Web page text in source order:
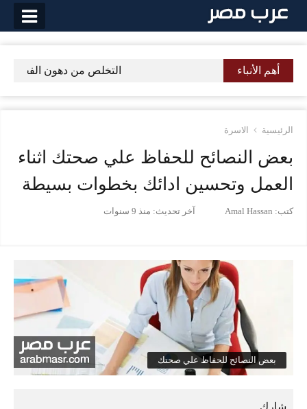
التخطي
أهم الأنباء التخلص من دهون الفخذين
الرئيسية الاسرة
بعض النصائح للحفاظ علي صحتك اثناء
العمل وتحسين ادائك بخطوات بسيطة
كتب: Amal Hassan آخر تحديث: منذ 9 سنوات
بعض النصائح للحفاظ علي صحتك